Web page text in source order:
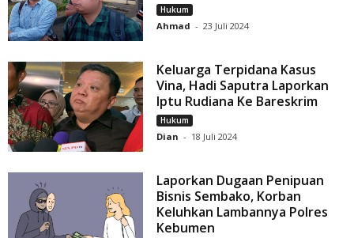
Hukum
Ahmad - 23 Juli 2024
Keluarga Terpidana Kasus
Vina, Hadi Saputra Laporkan
Iptu Rudiana Ke Bareskrim
Hukum
Dian - 18 Juli 2024
Laporkan Dugaan Penipuan
Bisnis Sembako, Korban
Keluhkan Lambannya Polres
Kebumen